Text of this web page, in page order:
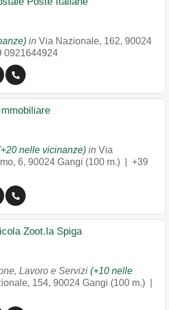
in Via Nazionale, 162, 90024
0921644924
nelle vicinanze) in Via
6, 90024 Gangi (100 m.) | +39
Zoot.la Spiga
Lavoro e Servizi (+10 nelle
154, 90024 Gangi (100 m.) |